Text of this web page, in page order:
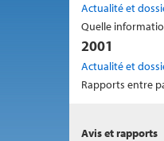
Actualité et
Quelle
2001
Actualité et
Rapports entre
Avis et rapports